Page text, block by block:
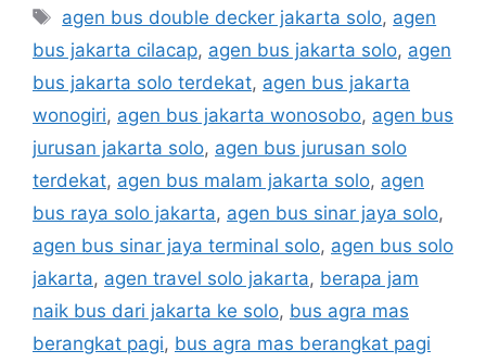
Tags
agen bus double decker jakarta solo, agen
bus jakarta cilacap, agen bus jakarta solo, agen
bus jakarta solo terdekat, agen bus jakarta
wonogiri, agen bus jakarta wonosobo, agen bus
jurusan jakarta solo, agen bus jurusan solo
terdekat, agen bus malam jakarta solo, agen
bus raya solo jakarta, agen bus sinar jaya solo,
agen bus sinar jaya terminal solo, agen bus solo
jakarta, agen travel solo jakarta, berapa jam
naik bus dari jakarta ke solo, bus agra mas
berangkat pagi, bus agra mas berangkat pagi